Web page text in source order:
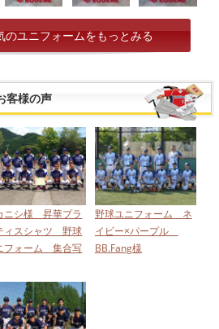
のユニフォームをもっとみる
客様の声
ニシ様 昇華プラ
ィスシャツ 野球
フォーム 集合写
野球ユニフォーム ネ
イビー×パープル
BB.Fang様